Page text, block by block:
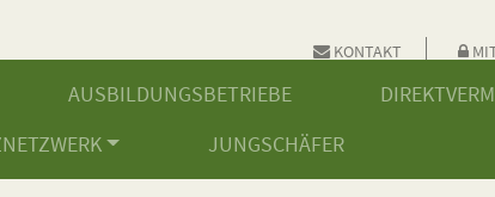
KONTAKT
AUSBILDUNGSBETRIEBE
JUNGSCHÄFER